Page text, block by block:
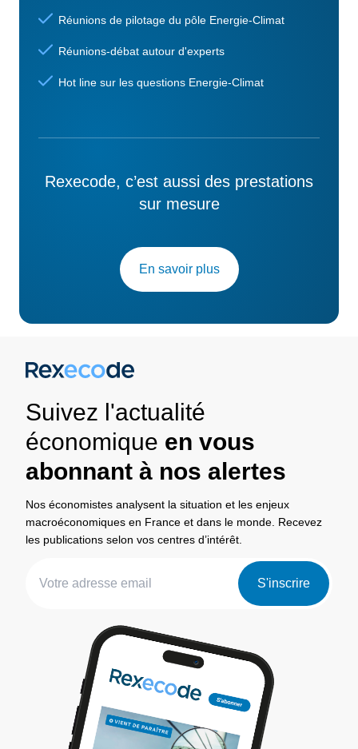
Réunions de pilotage du pôle Energie-Climat
Réunions-débat autour d'experts
Hot line sur les questions Energie-Climat
Rexecode, c’est aussi des prestations
sur mesure
En savoir plus
Suivez l'actualité
économique en vous
abonnant à nos alertes
Nos économistes analysent la situation et les enjeux
macroéconomiques en France et dans le monde. Recevez
les publications selon vos centres d’intérêt.
S'inscrire